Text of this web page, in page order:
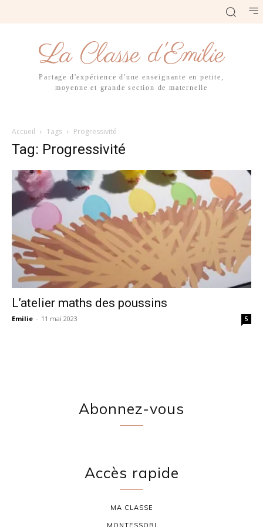
La Classe d'Emilie
Partage d'expérience d'une enseignante en petite,
moyenne et grande section de maternelle
Accueil Tags Progressivité
Tag: Progressivité
L’atelier maths des poussins
Emilie - 11 mai 2023 5
Abonnez-vous
Accès rapide
MA CLASSE